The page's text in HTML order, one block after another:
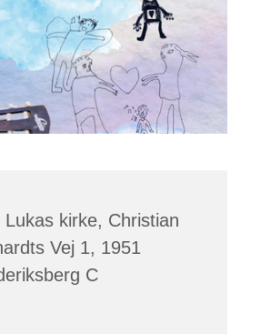
Lukas kirke, Christian
Vej 1, 1951
C